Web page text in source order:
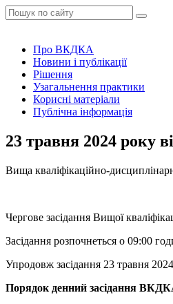
Про ВКДКА
Новини і публікації
Рішення
Узагальнення практики
Корисні матеріали
Публічна інформація
23 травня 2024 року
Вища кваліфікаційно-
Чергове засідання Вищої
Засідання розпочнеться о 09:00
Упродовж засідання 23 травня 2024
Порядок денний засідання